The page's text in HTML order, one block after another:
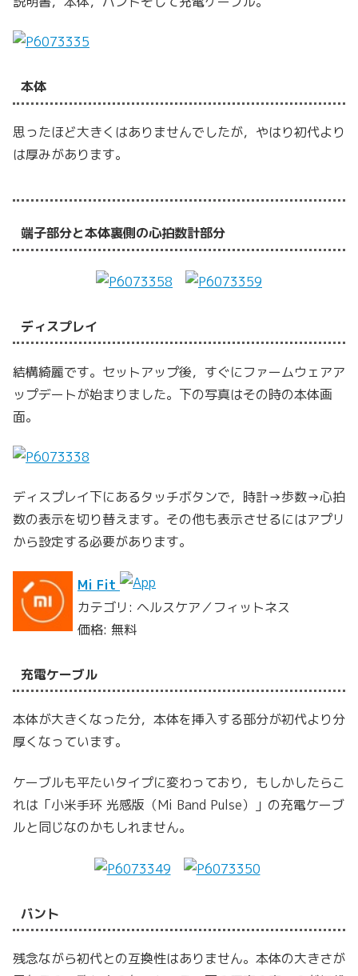
本体
思ったほど大きくはありませんでしたが，やはり初代より
は厚みがあります。
端子部分と本体裏側の心拍数計部分
ディスプレイ
結構綺麗です。セットアップ後，すぐにファームウェアア
ップデートが始まりました。下の写真はその時の本体画
面。
ディスプレイ下にあるタッチボタンで，時計→歩数→心拍
数の表示を切り替えます。その他も表示させるにはアプリ
から設定する必要があります。
Mi Fit
カテゴリ: ヘルスケア／フィットネス
価格: 無料
充電ケーブル
本体が大きくなった分，本体を挿入する部分が初代より分
厚くなっています。
ケーブルも平たいタイプに変わっており，もしかしたらこ
れは「小米手环 光感版（Mi Band Pulse）」の充電ケーブ
ルと同じなのかもしれません。
バント
残念ながら初代との互換性はありません。本体の大きさが